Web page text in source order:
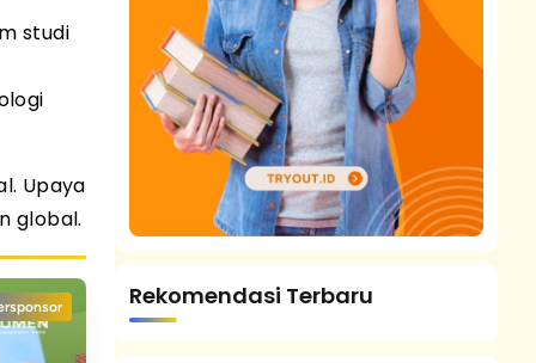
studi
Upaya
global.
Rekomendasi Terbaru